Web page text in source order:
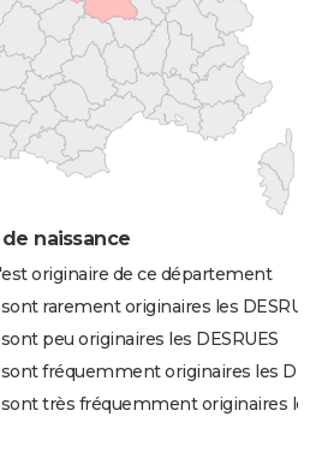
de naissance
originaire de ce département
rarement originaires les
peu originaires les DESRUES
fréquemment originaires les
très fréquemment originaires